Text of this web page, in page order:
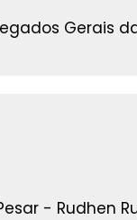
Gerais
- Rudhen